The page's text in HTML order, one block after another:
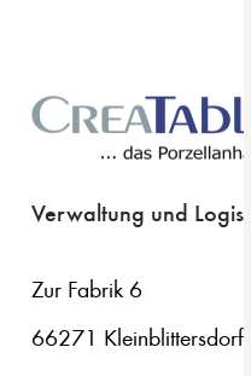
Verwaltung und Logistik
Zur Fabrik 6
66271 Kleinblittersdorf